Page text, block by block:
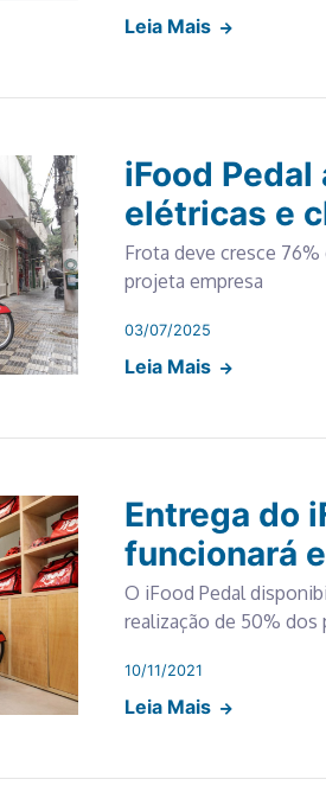
Leia Mais
iFood
elétricas e
Frota deve cresce
projeta empresa
03/07/2025
Leia Mais
Entrega do
funcionará
O iFood Pedal
realização de 50%
10/11/2021
Leia Mais